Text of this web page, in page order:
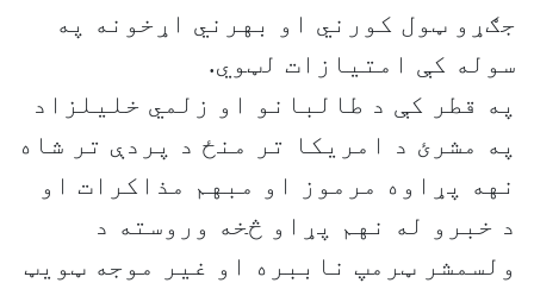
جګړو ټول کورني او بهرني اړخونه په
سوله کې امتیازات لټوي.
په قطر کې د طالبانو او زلمي خليلزاد
په مشرئ د امريکا تر منځ د پردې تر شاه
نهه پړاوه مرموز او مبهم مذاکرات او
د خبرو له نهم پړاو څخه وروسته د
ولسمشر ټرمپ ناببره او غير موجه ټويټ